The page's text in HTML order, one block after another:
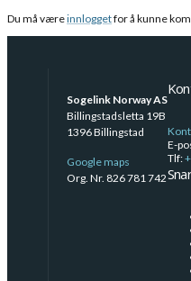
Du må væreinnloggetfor å kunne
Sogelink Norway AS
Billingstadsletta 19B
1396 Billingstad
Google maps
Org. Nr. 826 781 742
E-
Tlf: